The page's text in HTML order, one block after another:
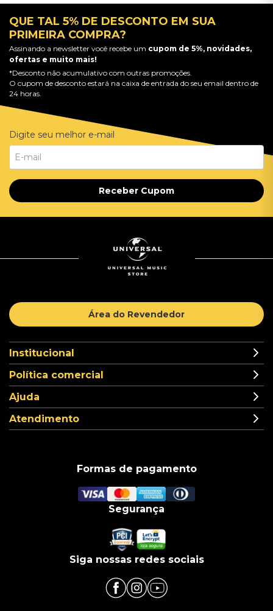
QUE TAL 5% DE DESCONTO EM SUA
PRIMEIRA COMPRA?
Assinando a newsletter você recebe um cupom de 5%, novidades,
ofertas e muito mais!
*Desconto não acumulativo com outras promoções.
O cupom de desconto estará na caixa de entrada do seu email dentro de
24 horas.
Digite seu melhor e-mail
Receber Cupom
Área do Revendedor
Institucional
Política comercial
Ajuda
Atendimento
Formas de pagamento
Segurança
Siga nossas redes sociais